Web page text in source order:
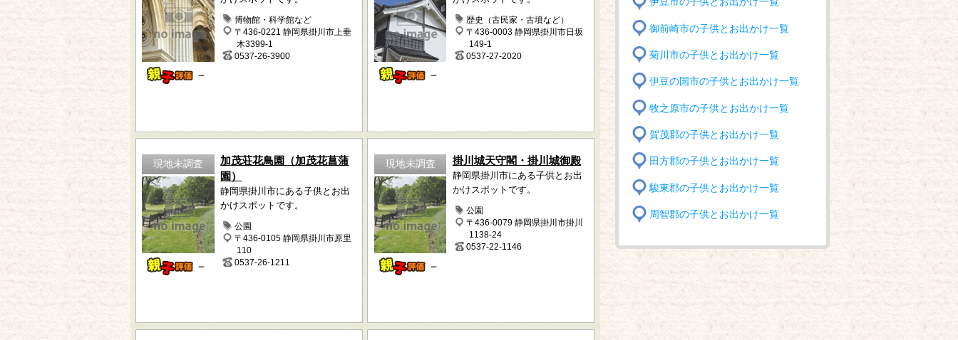
－
博物館・科学館など
〒436-0221 静岡県掛川市上垂
木3399-1
0537-26-3900
－
歴史（古民家・古墳など）
〒436-0003 静岡県掛川市日坂
149-1
0537-27-2020
現地未調査
－
加茂荘花鳥園（加茂花菖蒲
園）
静岡県掛川市にある子供とお出
かけスポットです。
公園
〒436-0105 静岡県掛川市原里
110
0537-26-1211
現地未調査
－
掛川城天守閣・掛川城御殿
静岡県掛川市にある子供とお出
かけスポットです。
公園
〒436-0079 静岡県掛川市掛川
1138-24
0537-22-1146
御前崎市の子供とお出かけ一覧
菊川市の子供とお出かけ一覧
伊豆の国市の子供とお出かけ一覧
牧之原市の子供とお出かけ一覧
賀茂郡の子供とお出かけ一覧
田方郡の子供とお出かけ一覧
駿東郡の子供とお出かけ一覧
周智郡の子供とお出かけ一覧